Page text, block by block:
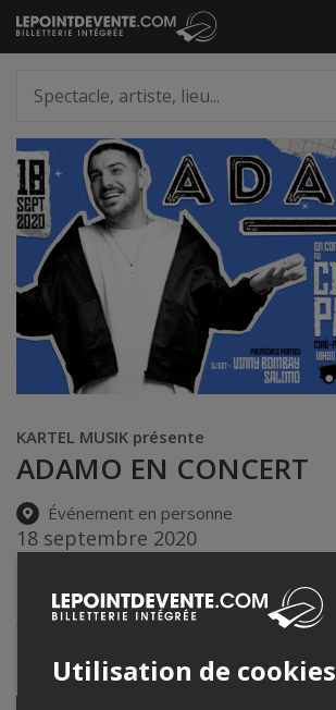
Passer
au
artiste,
lieu...
KARTEL MUSIK présente
ADAMO EN CONCERT
Événement en personne
18 septembre 2020
Ciné-Parc Belle Neige
6820 route 117 ,Val-Morin Canada
Partagez cet événement
Utilisation de cookies